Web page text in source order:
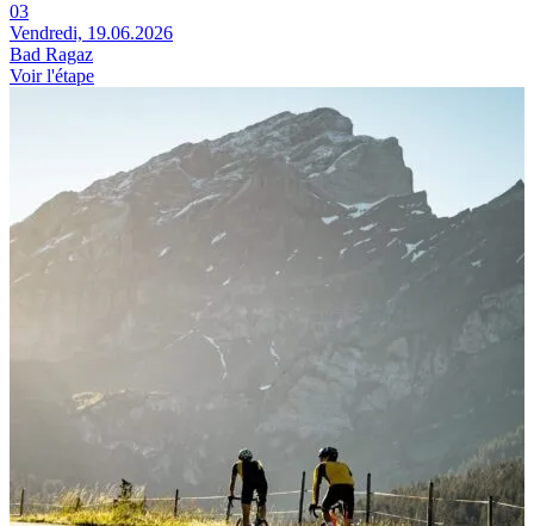
03
Vendredi, 19.06.2026
Bad Ragaz
Voir l'étape